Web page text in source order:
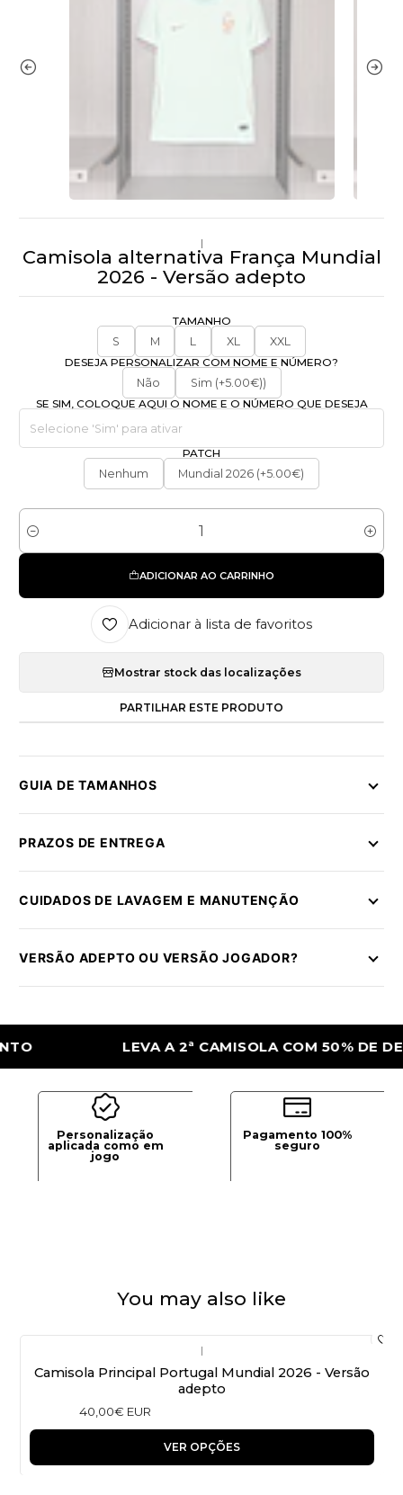
|
Camisola alternativa França Mundial
2026 - Versão adepto
TAMANHO
S
M L XL
XXL
DESEJA PERSONALIZAR COM NOME E NÚMERO?
Não
Sim (+5.00€))
SE SIM, COLOQUE AQUI O NOME E O NÚMERO QUE DESEJA
PATCH
Nenhum
Mundial 2026 (+5.00€)
Quantidade
ADICIONAR AO CARRINHO
Adicionar à lista de favoritos
Mostrar stock das localizações
PARTILHAR ESTE PRODUTO
GUIA DE TAMANHOS
PRAZOS DE ENTREGA
CUIDADOS DE LAVAGEM E MANUTENÇÃO
VERSÃO ADEPTO OU VERSÃO JOGADOR?
LEVA A 2ª CAMISOLA COM 50% DE
Personalização
aplicada como em
jogo
Pagamento 100%
seguro
You may also like
|
Camisola Principal Portugal Mundial 2026 - Versão
adepto
40,00€ EUR
VER OPÇÕES